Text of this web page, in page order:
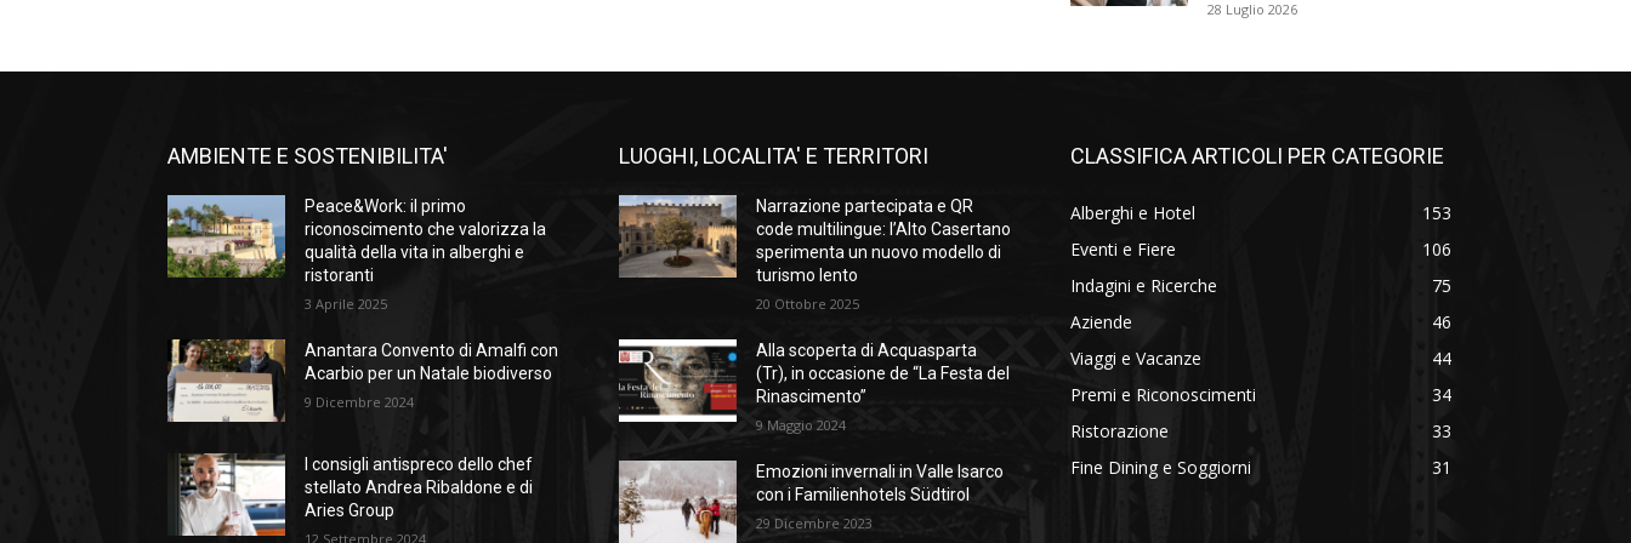
28 Luglio 2026
AMBIENTE E SOSTENIBILITA'
Peace&Work: il primo
riconoscimento che valorizza la
qualità della vita in alberghi e
ristoranti
3 Aprile 2025
Anantara Convento di Amalfi con
Acarbio per un Natale biodiverso
9 Dicembre 2024
I consigli antispreco dello chef
stellato Andrea Ribaldone e di
Aries Group
12 Settembre 2024
LUOGHI, LOCALITA' E TERRITORI
Narrazione partecipata e QR
code multilingue: l’Alto Casertano
sperimenta un nuovo modello di
turismo lento
20 Ottobre 2025
Alla scoperta di Acquasparta
(Tr), in occasione de “La Festa del
Rinascimento”
9 Maggio 2024
Emozioni invernali in Valle Isarco
con i Familienhotels Südtirol
29 Dicembre 2023
CLASSIFICA ARTICOLI PER CATEGORIE
Alberghi e Hotel
153
Eventi e Fiere
106
Indagini e Ricerche
75
Aziende
46
Viaggi e Vacanze
44
Premi e Riconoscimenti
34
Ristorazione
33
Fine Dining e Soggiorni
31